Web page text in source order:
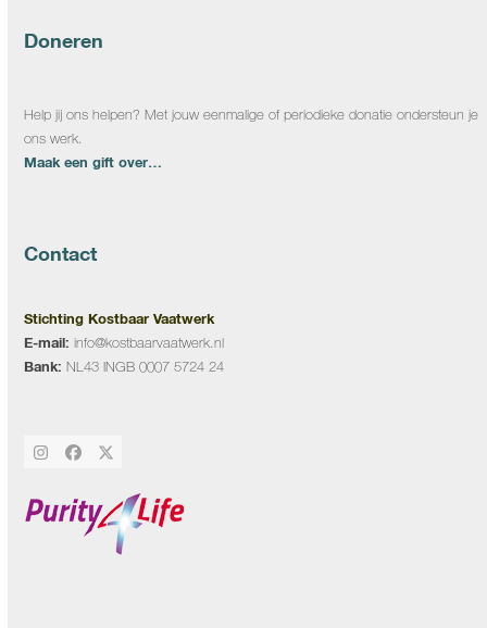
Doneren
Help jij ons helpen? Met jouw eenmalige of periodieke donatie ondersteun je
ons werk.
Maak een gift over…
Contact
Stichting Kostbaar Vaatwerk
E-mail: info@kostbaarvaatwerk.nl
Bank: NL43 INGB 0007 5724 24
Instagram
Facebook
Twitter